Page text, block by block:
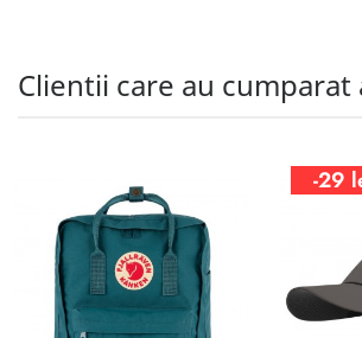
Clientii care au
-29